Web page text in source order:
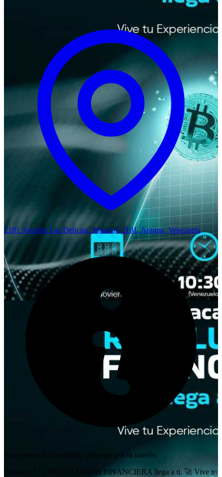
2101 Avenida Las Delicias, Maracay 2101, Aragua, Venezuela
Este evento ha finalizado. ¡Gracias por tu interés!
¡Maracay! La REVOLUCIÓN FINANCIERA llega a ti. 🚀 Vive tu